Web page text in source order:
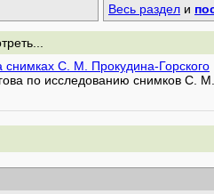
Весь раздел и
снимках С. М. Прокудина-Горского
по исследованию снимков С.